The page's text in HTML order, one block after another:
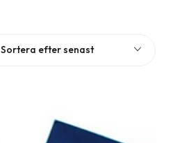
Sortera efter senast